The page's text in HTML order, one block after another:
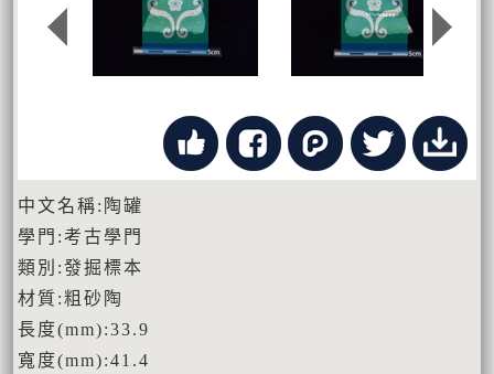
中文名稱:陶罐
學門:考古學門
類別:發掘標本
材質:粗砂陶
長度(mm):33.9
寬度(mm):41.4